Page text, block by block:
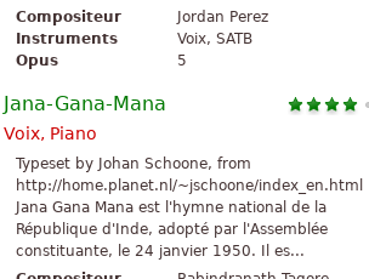
Compositeur
Jordan Perez
Instruments
Voix, SATB
Opus
5
Jana-Gana-Mana
Voix, Piano
Typeset by Johan Schoone, from
http://home.planet.nl/~jschoone/index_en.html
Jana Gana Mana est l'hymne national de la
République d'Inde, adopté par l'Assemblée
constituante, le 24 janvier 1950. Il es...